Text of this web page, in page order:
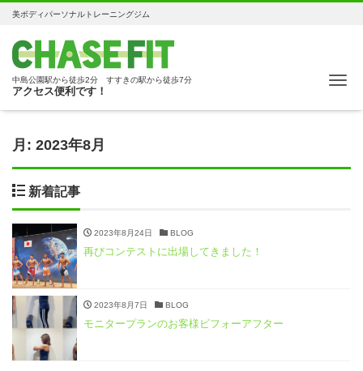
美ボディパーソナルトレーニングジム
中島公園駅から徒歩2分 すすきの駅から徒歩7分
アクセス便利です！
月: 2023年8月
新着記事
2023年8月24日 BLOG
再びコンテストに出場してきました！
2023年8月7日 BLOG
モニタープランのお客様ビフォーアフター